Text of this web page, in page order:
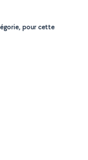
pour cette